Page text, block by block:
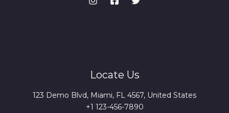
Locate Us
123 Demo Blvd, Miami, FL 4567, United States
+1 123-456-7890